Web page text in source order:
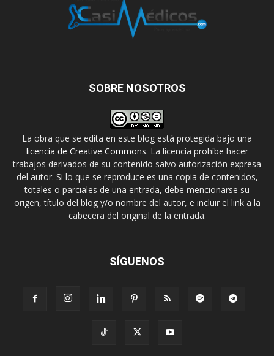
SOBRE NOSOTROS
La obra que se edita en este blog está protegida bajo una
licencia de Creative Commons. La licencia prohíbe hacer
trabajos derivados de su contenido salvo autorización expresa
del autor. Si lo que se reproduce es una copia de contenidos,
totales o parciales de una entrada, debe mencionarse su
origen, título del blog y/o nombre del autor, e incluir el link a la
cabecera del original de la entrada.
SÍGUENOS